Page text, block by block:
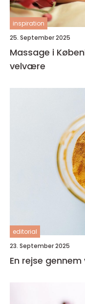
inspiration
25. September 2025
Massage i
velvære
editorial
23. September 2025
En rejse